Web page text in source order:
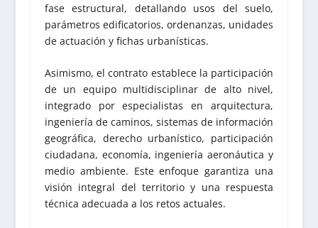
fase estructural, detallando usos del suelo,
parámetros edificatorios, ordenanzas, unidades
de actuación y fichas urbanísticas.
Asimismo, el contrato establece la participación
de un equipo multidisciplinar de alto nivel,
integrado por especialistas en arquitectura,
ingeniería de caminos, sistemas de información
geográfica, derecho urbanístico, participación
ciudadana, economía, ingeniería aeronáutica y
medio ambiente. Este enfoque garantiza una
visión integral del territorio y una respuesta
técnica adecuada a los retos actuales.